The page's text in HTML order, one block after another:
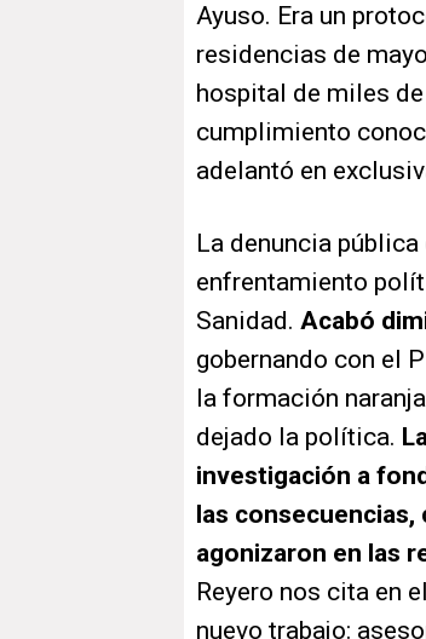
Ayuso. Era un
residencias de
hospital de miles
cumplimiento
adelantó en
La denuncia
enfrentamiento
Sanidad. Acabó
gobernando con el
la formación
dejado la política.
investigación a
las
agonizaron en las
Reyero nos cita en
nuevo trabajo: